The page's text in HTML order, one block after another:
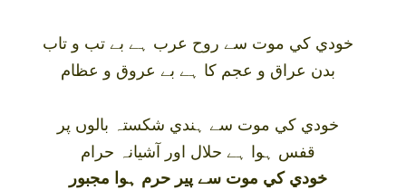
خودي کي موت سے روح عرب ہے بے تب و تاب
بدن عراق و عجم کا ہے بے عروق و عظام
خودي کي موت سے ہندي شکستہ بالوں پر
قفس ہوا ہے حلال اور آشيانہ حرام
خودي کي موت سے پير حرم ہوا مجبور